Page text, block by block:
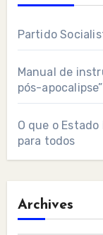
Partido
Manual de
pós-apocalipse”
O que o
para todos
Archives